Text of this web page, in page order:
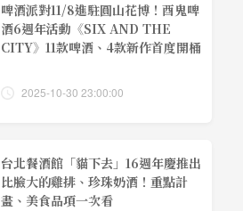
啤酒派對11/8進駐圓山花博！酉鬼啤
酒6週年活動《SIX AND THE
CITY》11款啤酒、4款新作首度開桶
2025-10-30 23:00:00
台北餐酒館「貓下去」16週年慶推出
比臉大的雞排、珍珠奶酒！重點計
畫、美食品項一次看